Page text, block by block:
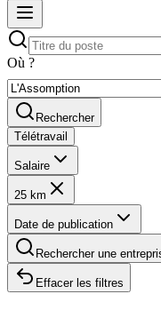
Où ?
Rechercher
Télétravail
Salaire
25 km
Date de publication
Rechercher une
Effacer les filtres